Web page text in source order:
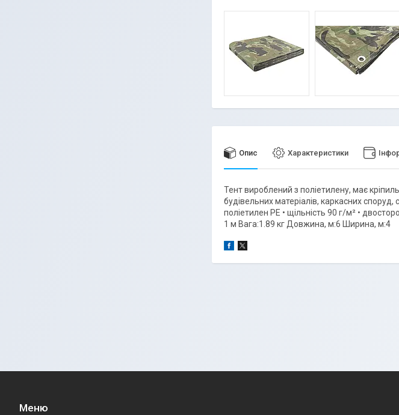
Опис Характеристики
Тент вироблений з поліетилену, має
будівельних матеріалів, каркасних споруд,
поліетилен РЕ • щільність 90 г/м² •
1 м Вага:1.89 кг Довжина, м:6 Ширина, м:4
Меню